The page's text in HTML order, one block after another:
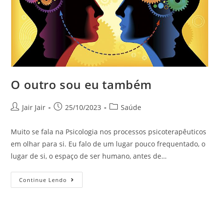
O outro sou eu também
Jair Jair 25/10/2023 Saúde
Muito se fala na Psicologia nos processos psicoterapêuticos
em olhar para si. Eu falo de um lugar pouco frequentado, o
lugar de si, o espaço de ser humano, antes de…
Continue Lendo